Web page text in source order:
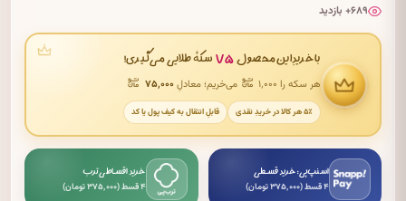
۶۸۹+ بازدید
با خریدِ این محصول ۷۵ سکهٔ طلایی می‌گیری!
هر سکه را ۱٬۰۰۰ می‌خریم؛ معادلِ۷۵٬۰۰۰
۵٪ هر کالا در خریدِ نقدی قابلِ انتقال به کیف پول یا کد
اسنپ‌پی: خرید قسطی
۴ قسط (۳۷۵٬۰۰۰ تومان)
خرید اقساطی ترب
۴ قسط (۳۷۵٬۰۰۰ تومان)